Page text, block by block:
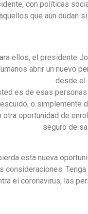
con políticas
que aún dudan
ellos, el presidente
abrir un nuevo
desde el
es de esas
o simplemente
otra oportunidad de
seguro de
esta nueva
consideraciones.
el coronavirus, las